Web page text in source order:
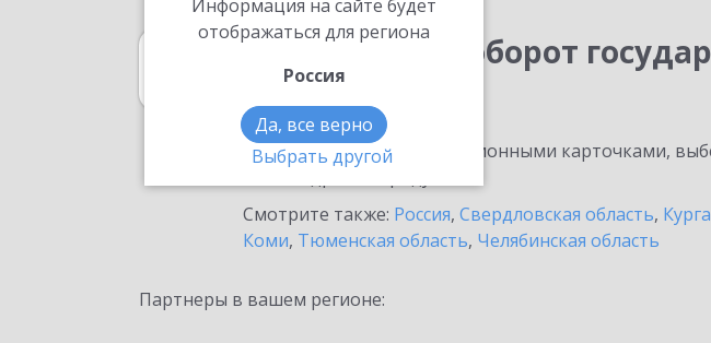
Информация на сайте будет
отображаться для региона
Россия
Да, все верно
Выбрать другой
1С:Документооборот
в Невьянске
Ознакомьтесь с информационными карточками,
Смотрите также: Россия, Свердловская область,
Коми, Тюменская область, Челябинская область
Партнеры в вашем регионе: